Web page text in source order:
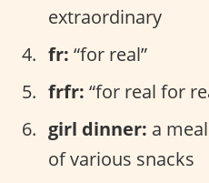
extraordinary
fr: “for real”
frfr: “for real for
girl dinner: a
of various snacks